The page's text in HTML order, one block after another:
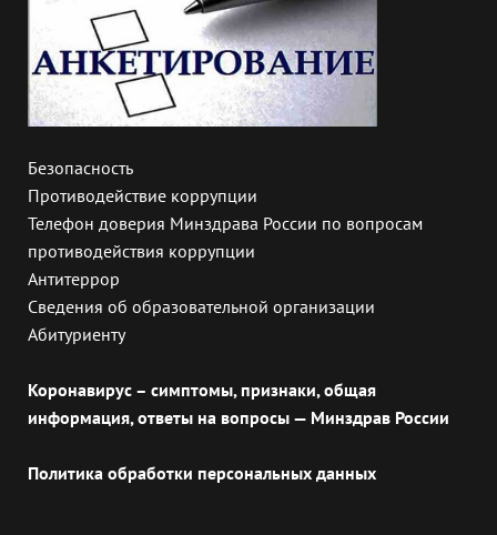
Безопасность
Противодействие коррупции
Телефон доверия Минздрава России по вопросам
противодействия коррупции
Антитеррор
Сведения об образовательной организации
Абитуриенту
Коронавирус – симптомы, признаки, общая
информация, ответы на вопросы — Минздрав России
Политика обработки персональных данных